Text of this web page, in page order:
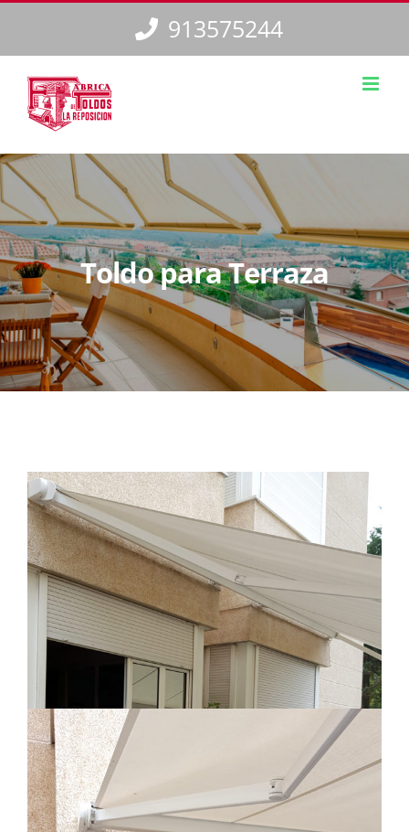
913575244
Toldo para Terraza